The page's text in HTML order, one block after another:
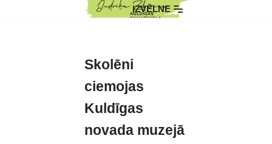
IZVĒLNE
Skolēni
ciemojas
Kuldīgas
novada muzejā